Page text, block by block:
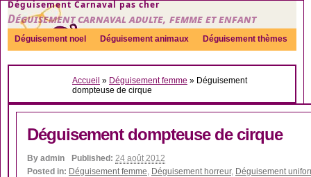
Déguisement Carnaval pas cher
Déguisement carnaval adulte, femme et enfant
Déguisement noel Déguisement animaux Déguisement thèmes
Sexy Déguisement couple Déguisements par genre Idées
Accueil » Déguisement femme » Déguisement
dompteuse de cirque
Déguisement dompteuse de cirque
By admin Published: 24 août 2012
Posted in: Déguisement femme, Déguisement horreur, Déguisement